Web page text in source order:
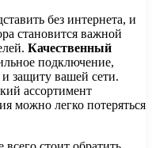
без интернета, и
становится важной
Качественный
подключение,
защиту вашей сети.
ассортимент
можно легко потеряться